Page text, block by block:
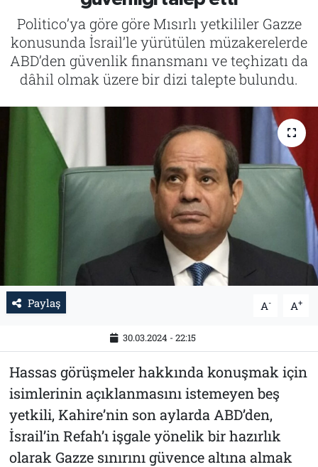
Politico’ya göre göre Mısırlı yetkililer Gazze
konusunda İsrail’le yürütülen müzakerelerde
ABD’den güvenlik finansmanı ve teçhizatı da
dâhil olmak üzere bir dizi talepte bulundu.
Paylaş A- A+
30.03.2024 - 22:15
Hassas görüşmeler hakkında konuşmak için
isimlerinin açıklanmasını istemeyen beş
yetkili, Kahire’nin son aylarda ABD’den,
İsrail’in Refah’ı işgale yönelik bir hazırlık
olarak Gazze sınırını güvence altına almak
Tarih
İletişim
Künye